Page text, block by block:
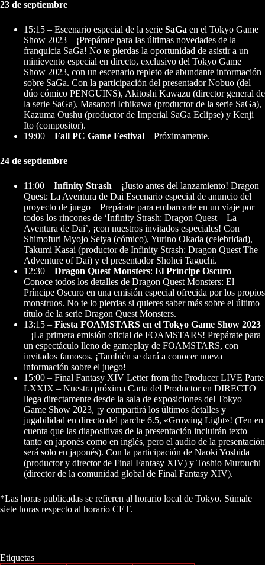
23 de septiembre
15:15 – Escenario especial de la serie SaGa en el Tokyo Game
Show 2023 – ¡Prepárate para las últimas novedades de la
franquicia SaGa! No te pierdas la oportunidad de asistir a un
minievento especial en directo, exclusivo del Tokyo Game
Show 2023, con un escenario repleto de abundante información
sobre SaGa. Con la participación del presentador Nobuo (del
dúo cómico PENGUINS), Akitoshi Kawazu (director general de
la serie SaGa), Masanori Ichikawa (productor de la serie SaGa),
Kazuma Oushu (productor de Imperial SaGa Eclipse) y Kenji
Ito (compositor).
19:00 – Fall PC Game Festival – Próximamente.
24 de septiembre
11:00 – Infinity Strash – ¡Justo antes del lanzamiento! Dragon
Quest: La Aventura de Dai Escenario especial de anuncio del
proyecto de juego – Prepárate para embarcarte en un viaje por
todos los rincones de ‘Infinity Strash: Dragon Quest – La
Aventura de Dai’, ¡con nuestros invitados especiales! Con
Shimofuri Myojo Seiya (cómico), Yurino Okada (celebridad),
Takumi Kasai (productor de Infinity Strash: Dragon Quest The
Adventure of Dai) y el presentador Shohei Taguchi.
12:30 – Dragon Quest Monsters: El Príncipe Oscuro –
Conoce todos los detalles de Dragon Quest Monsters: El
Príncipe Oscuro en una emisión especial ofrecida por los propios
monstruos. No te lo pierdas si quieres saber más sobre el último
título de la serie Dragon Quest Monsters.
13:15 – Fiesta FOAMSTARS en el Tokyo Game Show 2023
– ¡La primera emisión oficial de FOAMSTARS! Prepárate para
un espectáculo lleno de gameplay de FOAMSTARS, con
invitados famosos. ¡También se dará a conocer nueva
información sobre el juego!
15:00 – Final Fantasy XIV Letter from the Producer LIVE Parte
LXXIX – Nuestra próxima Carta del Productor en DIRECTO
llega directamente desde la sala de exposiciones del Tokyo
Game Show 2023, ¡y compartirá los últimos detalles y
jugabilidad en directo del parche 6.5, «Growing Light»! (Ten en
cuenta que las diapositivas de la presentación incluirán texto
tanto en japonés como en inglés, pero el audio de la presentación
será solo en japonés). Con la participación de Naoki Yoshida
(productor y director de Final Fantasy XIV) y Toshio Murouchi
(director de la comunidad global de Final Fantasy XIV).
*Las horas publicadas se refieren al horario local de Tokyo. Súmale
siete horas respecto al horario CET.
Etiquetas